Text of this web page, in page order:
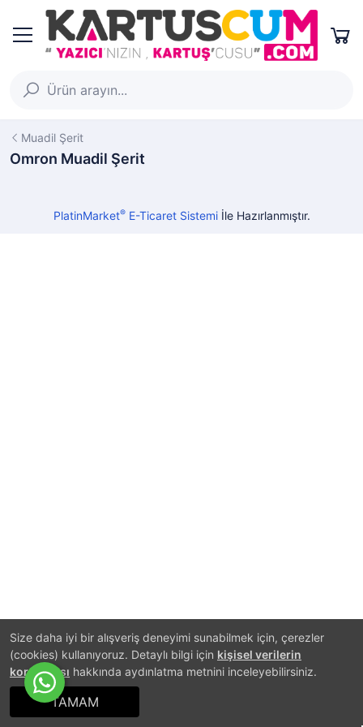
Size daha iyi bir alışveriş deneyimi sunabilmek için, çerezler
(cookies) kullanıyoruz. Detaylı bilgi için kişisel verilerin
korunması hakkında aydınlatma metnini inceleyebilirsiniz.
TAMAM
Muadil Şerit
Omron Muadil Şerit
PlatinMarket®E-Ticaret Sistemiİle Hazırlanmıştır.